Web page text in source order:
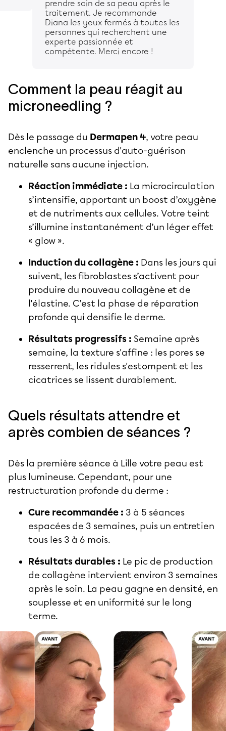
prendre soin de sa peau après le
traitement. Je recommande
Diana les yeux fermés à toutes les
personnes qui recherchent une
experte passionnée et
compétente. Merci encore !
Comment la peau réagit au
microneedling ?
Dès le passage du Dermapen 4, votre peau
enclenche un processus d'auto-guérison
naturelle sans aucune injection.
Réaction immédiate : La microcirculation
s’intensifie, apportant un boost d’oxygène
et de nutriments aux cellules. Votre teint
s’illumine instantanément d’un léger effet
« glow ».
Induction du collagène : Dans les jours qui
suivent, les fibroblastes s’activent pour
produire du nouveau collagène et de
l'élastine. C’est la phase de réparation
profonde qui densifie le derme.
Résultats progressifs : Semaine après
semaine, la texture s'affine : les pores se
resserrent, les ridules s'estompent et les
cicatrices se lissent durablement.
Quels résultats attendre et
après combien de séances ?
Dès la première séance à Lille votre peau est
plus lumineuse. Cependant, pour une
restructuration profonde du derme :
Cure recommandée : 3 à 5 séances
espacées de 3 semaines, puis un entretien
tous les 3 à 6 mois.
Résultats durables : Le pic de production
de collagène intervient environ 3 semaines
après le soin. La peau gagne en densité, en
souplesse et en uniformité sur le long
terme.